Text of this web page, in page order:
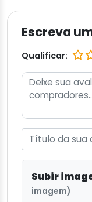
Escreva
Qualificar:
Subir
imagem)